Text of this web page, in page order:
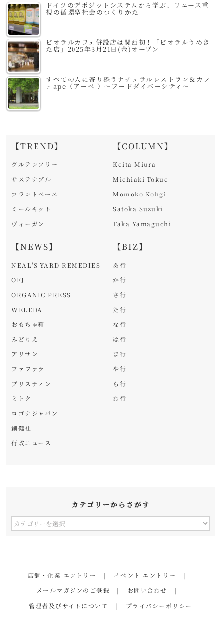
ドイツのデポジットシステムから学ぶ、リユース重
視の循環型社会のつくりかた
ビオラルカフェ併設店は関西初！「ビオラルうめき
た店」2025年3月21日(金)オープン
すべての人に寄り添うナチュラルレストラン＆カフ
ェape（アーペ ）～フードダイバーシティ～
【TREND】
グルテンフリー
サステナブル
プラントベース
ミールキット
ヴィーガン
【NEWS】
NEAL'S YARD REMEDIES
OFJ
ORGANIC PRESS
WELEDA
おもちゃ箱
みどりえ
アリサン
ファファラ
プリスティン
ミトク
ロゴナジャパン
創健社
行政ニュース
【COLUMN】
Keita Miura
Michiaki Tokue
Momoko Kohgi
Satoka Suzuki
Taka Yamaguchi
【BIZ】
あ行
か行
さ行
た行
な行
は行
ま行
や行
ら行
わ行
カテゴリーからさがす
カ
店舗・企業 エントリー
イベント エントリー
メールマガジンのご登録
お問い合わせ
管理者及びサイトについて
プライバシーポリシー